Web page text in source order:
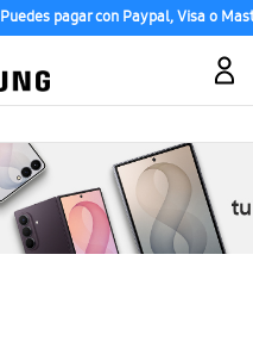
Puedes pagar con Paypal, Visa o